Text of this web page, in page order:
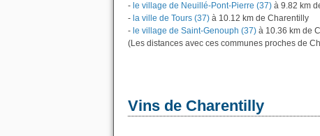
- le village de Neuillé-Pont-Pierre (37) à 9.82 km
- la ville de Tours (37) à 10.12 km de Charentilly
- le village de Saint-Genouph (37) à 10.36 km de
(Les distances avec ces communes proches de
Vins de Charentilly